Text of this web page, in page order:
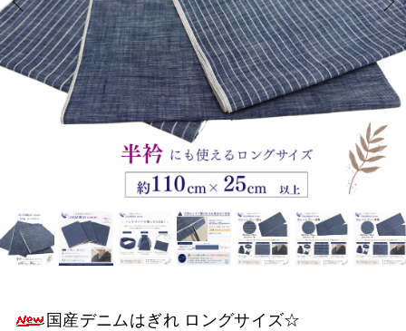
国産デニムはぎれ ロングサイズ☆